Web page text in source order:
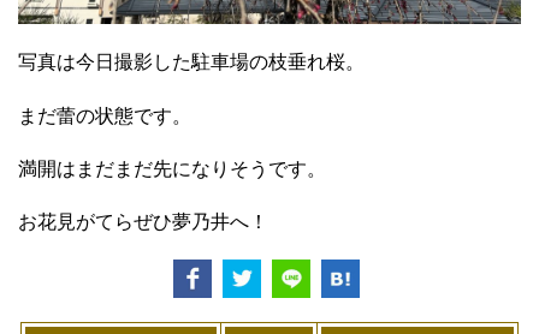
写真は今日撮影した駐車場の枝垂れ桜。
まだ蕾の状態です。
満開はまだまだ先になりそうです。
お花見がてらぜひ夢乃井へ！